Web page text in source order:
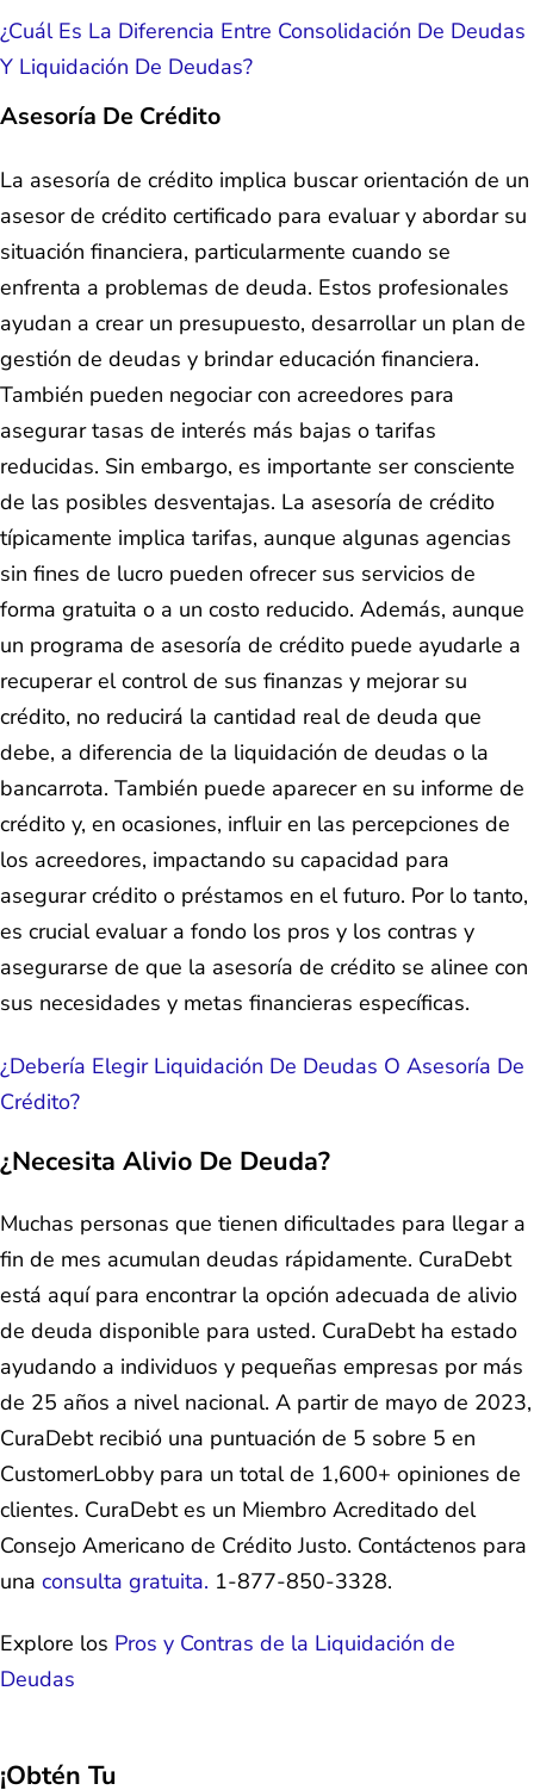
¿Cuál Es La Diferencia Entre Consolidación De Deudas
Y Liquidación De Deudas?
Asesoría De Crédito
La asesoría de crédito implica buscar orientación de un
asesor de crédito certificado para evaluar y abordar su
situación financiera, particularmente cuando se
enfrenta a problemas de deuda. Estos profesionales
ayudan a crear un presupuesto, desarrollar un plan de
gestión de deudas y brindar educación financiera.
También pueden negociar con acreedores para
asegurar tasas de interés más bajas o tarifas
reducidas. Sin embargo, es importante ser consciente
de las posibles desventajas. La asesoría de crédito
típicamente implica tarifas, aunque algunas agencias
sin fines de lucro pueden ofrecer sus servicios de
forma gratuita o a un costo reducido. Además, aunque
un programa de asesoría de crédito puede ayudarle a
recuperar el control de sus finanzas y mejorar su
crédito, no reducirá la cantidad real de deuda que
debe, a diferencia de la liquidación de deudas o la
bancarrota. También puede aparecer en su informe de
crédito y, en ocasiones, influir en las percepciones de
los acreedores, impactando su capacidad para
asegurar crédito o préstamos en el futuro. Por lo tanto,
es crucial evaluar a fondo los pros y los contras y
asegurarse de que la asesoría de crédito se alinee con
sus necesidades y metas financieras específicas.
¿Debería Elegir Liquidación De Deudas O Asesoría De
Crédito?
¿Necesita Alivio De Deuda?
Muchas personas que tienen dificultades para llegar a
fin de mes acumulan deudas rápidamente. CuraDebt
está aquí para encontrar la opción adecuada de alivio
de deuda disponible para usted. CuraDebt ha estado
ayudando a individuos y pequeñas empresas por más
de 25 años a nivel nacional. A partir de mayo de 2023,
CuraDebt recibió una puntuación de 5 sobre 5 en
CustomerLobby para un total de 1,600+ opiniones de
clientes. CuraDebt es un Miembro Acreditado del
Consejo Americano de Crédito Justo. Contáctenos para
una consulta gratuita. 1-877-850-3328.
Explore los Pros y Contras de la Liquidación de
Deudas
¡Obtén Tu